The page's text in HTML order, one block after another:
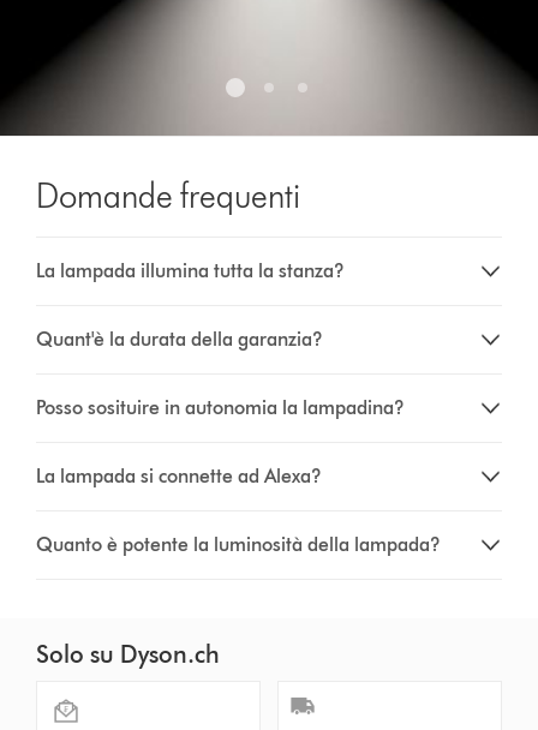
Domande frequenti
La lampada illumina tutta la stanza?
Quant'è la durata della garanzia?
Posso sosituire in autonomia la lampadina?
La lampada si connette ad Alexa?
Quanto è potente la luminosità della lampada?
Solo su Dyson.ch